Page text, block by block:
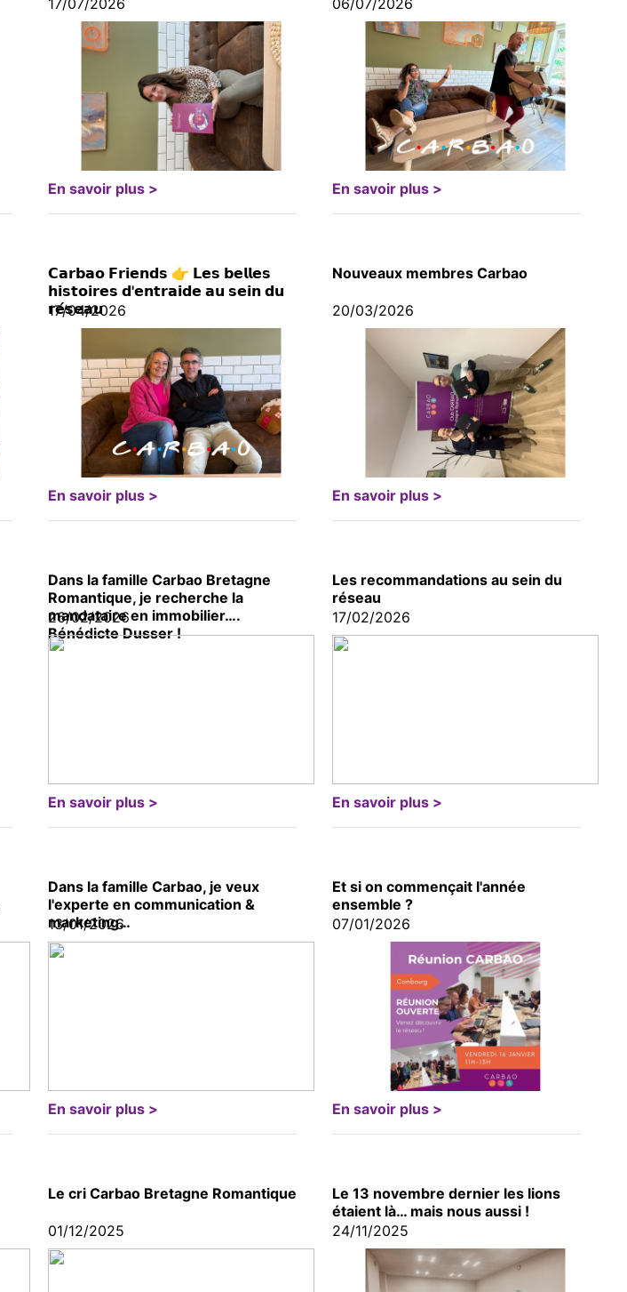
17/07/2026
En savoir plus >
06/07/2026
En savoir plus >
𝗖𝗮𝗿𝗯𝗮𝗼 𝗙𝗿𝗶𝗲𝗻𝗱𝘀 👉 𝗟𝗲𝘀 𝗯𝗲𝗹𝗹𝗲𝘀
𝗵𝗶𝘀𝘁𝗼𝗶𝗿𝗲𝘀 𝗱'𝗲𝗻𝘁𝗿𝗮𝗶𝗱𝗲 𝗮𝘂 𝘀𝗲𝗶𝗻 𝗱𝘂
𝗿𝗲́𝘀𝗲𝗮𝘂
17/04/2026
En savoir plus >
Nouveaux membres Carbao
20/03/2026
En savoir plus >
Dans la famille Carbao Bretagne
Romantique, je recherche la
mandataire en immobilier….
Bénédicte Dusser !
26/02/2026
En savoir plus >
Les recommandations au sein du
réseau
17/02/2026
En savoir plus >
Dans la famille Carbao, je veux
l'experte en communication &
marketing…
13/01/2026
En savoir plus >
Et si on commençait l'année
ensemble ?
07/01/2026
En savoir plus >
Le cri Carbao Bretagne Romantique
01/12/2025
Le 13 novembre dernier les lions
étaient là… mais nous aussi !
24/11/2025